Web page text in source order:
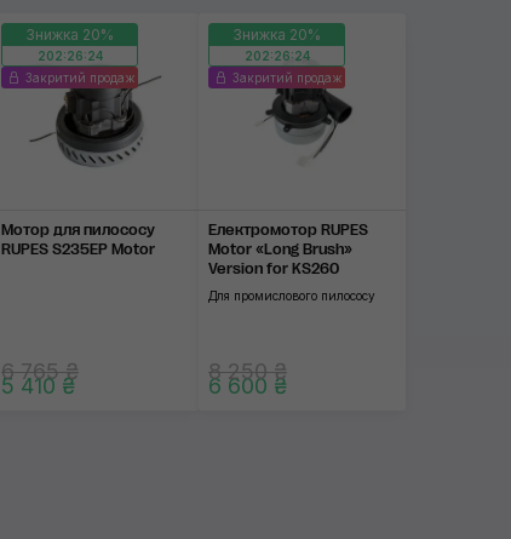
Застосувати
Знижка 20%
202:26:23
Закритий продаж
Мотор для пилососу
RUPES S235EP Motor
6 765 ₴
5 410 ₴
Знижка 20%
202:26:23
Закритий продаж
Електромотор RUPES
Motor «Long Brush»
Version for KS260
Для промислового пилососу
8 250 ₴
6 600 ₴